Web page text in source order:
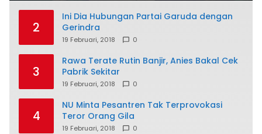
2
Ini Dia Hubungan Partai Garuda dengan
Gerindra
19 Februari, 2018 0
3
Rawa Terate Rutin Banjir, Anies Bakal Cek
Pabrik Sekitar
19 Februari, 2018 0
4
NU Minta Pesantren Tak Terprovokasi
Teror Orang Gila
19 Februari, 2018 0